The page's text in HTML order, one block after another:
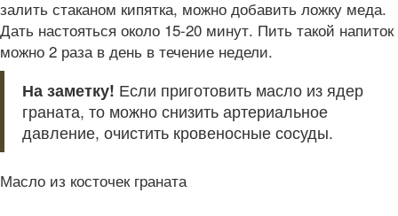
залить стаканом кипятка, можно добавить ложку меда.
Дать настояться около 15-20 минут. Пить такой напиток
можно 2 раза в день в течение недели.
На заметку! Если приготовить масло из ядер
граната, то можно снизить артериальное
давление, очистить кровеносные сосуды.
Масло из косточек граната